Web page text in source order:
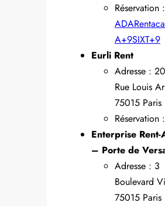
Réservation :
ADA
A+9SIXT+9
Eurli Rent
Adresse :
Rue Louis
75015 Paris
Réservation :
Enterprise Rent-
– Porte de
Adresse : 3
Boulevard
75015 Paris